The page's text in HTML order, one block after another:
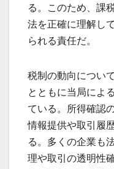
る。このため、課
法を正確に理解し
られる責任だ。
税制の動向につい
とともに当局によ
ている。所得確認
情報提供や取引履
る。多くの企業も
理や取引の透明性